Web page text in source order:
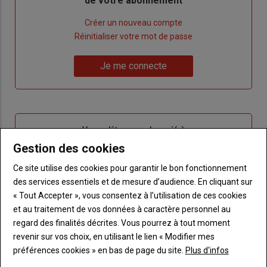
Créer un nouveau compte
de
Réinitialiser votre mot de passe
me
Je me connecte
Sous-
Vous n'êtes pas abonné(e)
TITRE CRÉEZ UN COMPTE
BodyChoisissez votre formule et créez votre
compte pour accéder à tout Terre de
Touraine.
Lien Créez un compte
Gestion des cookies
Ce site utilise des cookies pour garantir le bon fonctionnement
des services essentiels et de mesure d’audience. En cliquant sur
« Tout Accepter », vous consentez à l’utilisation de ces cookies
et au traitement de vos données à caractère personnel au
regard des finalités décrites. Vous pourrez à tout moment
revenir sur vos choix, en utilisant le lien « Modifier mes
préférences cookies » en bas de page du site. Plus d'infos